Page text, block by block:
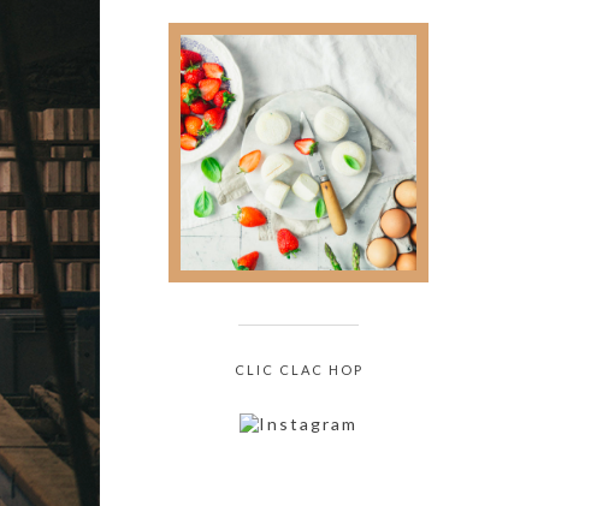
Tout ce que vous avez
toujours voulu savoir
sur
la photographie
culinaire sans jamais
oser le demander !
CLIC CLAC HOP